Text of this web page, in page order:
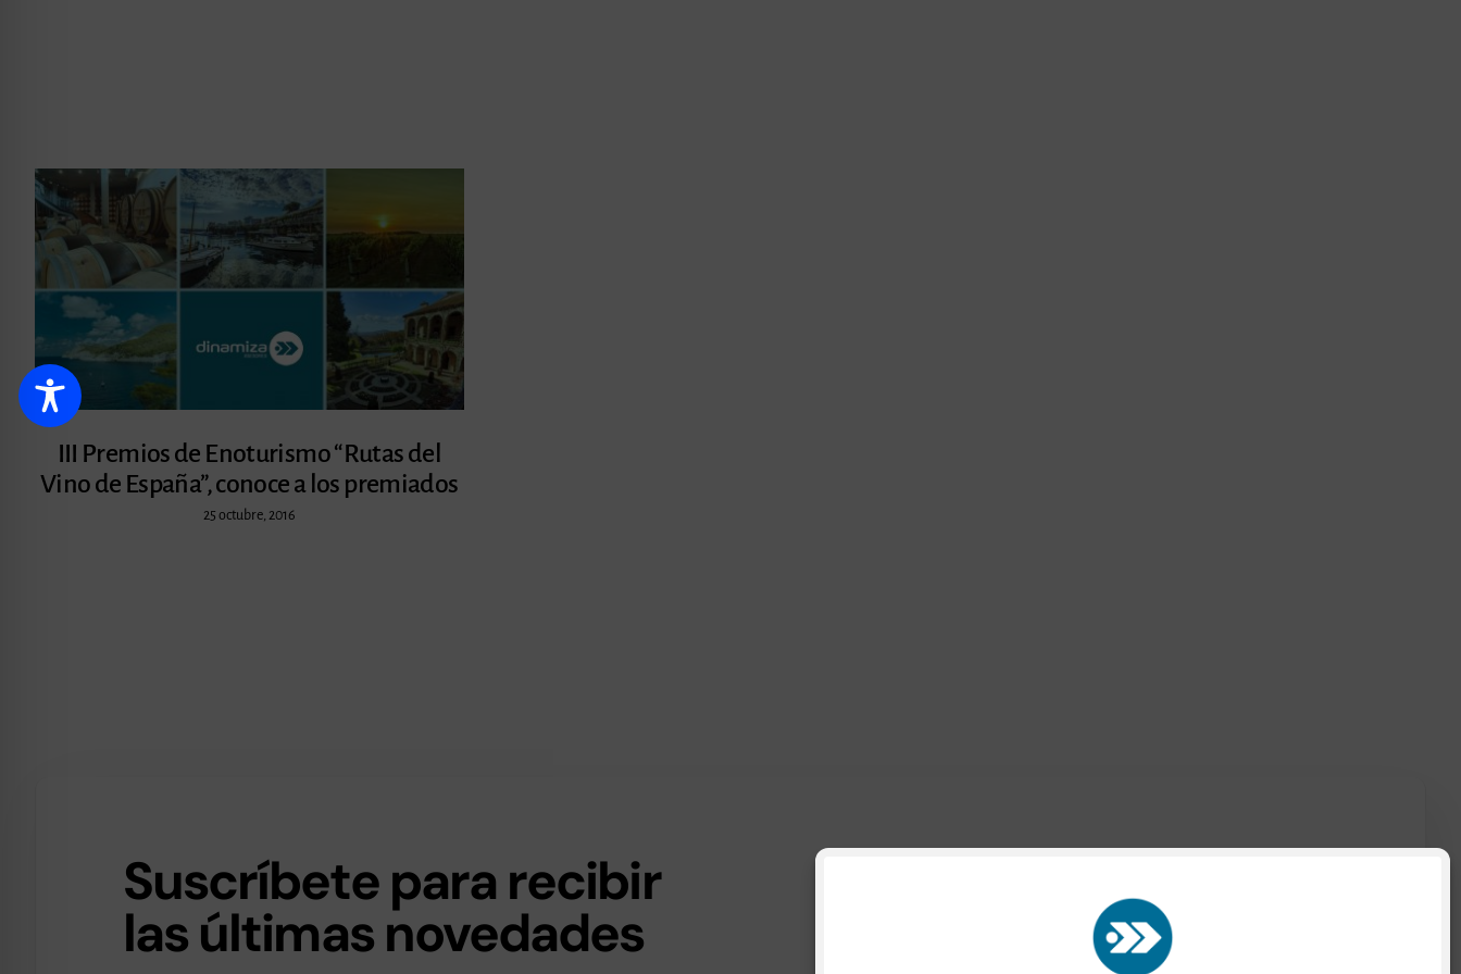
III Premios de Enoturismo “Rutas del
Vino de España”, conoce a los premiados
25 octubre, 2016
Suscríbete para recibir
las últimas novedades Política de Privacidad aquí.